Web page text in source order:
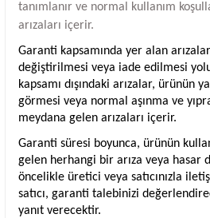
tanımlanır ve normal kullanım
arızaları içerir.
Garanti kapsamında yer alan
değiştirilmesi veya iade edilmesi
kapsamı dışındaki arızalar, ürünün
görmesi veya normal aşınma ve
meydana gelen arızaları içerir.
Garanti süresi boyunca, ürünün
gelen herhangi bir arıza veya hasar
öncelikle üretici veya satıcınızla
satıcı, garanti talebinizi
yanıt verecektir.